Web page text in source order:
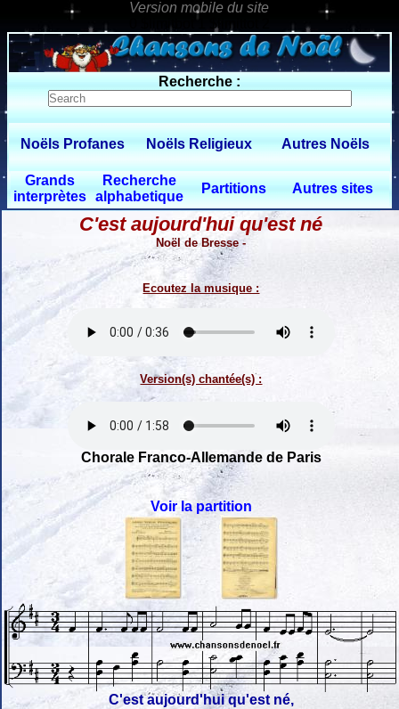
0 $limitbot 1 $limittot 2
Recherche :
Noëls Profanes Noëls Religieux Autres Noëls
Grands
interprètes
Recherche
alphabetique
Partitions Autres sites
C'est aujourd'hui qu'est né
Noël de Bresse -
Ecoutez la musique :
Version(s) chantée(s) :
Chorale Franco-Allemande de Paris
Voir la partition
C'est aujourd'hui qu'est né,